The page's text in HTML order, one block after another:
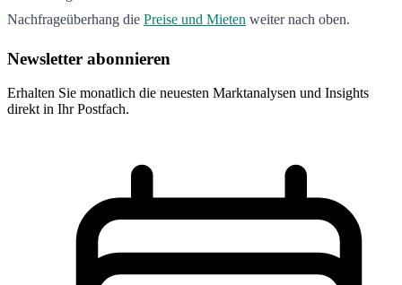
Nachfrageüberhang die Preise und Mieten weiter nach oben.
Newsletter abonnieren
Erhalten Sie monatlich die neuesten Marktanalysen und Insights
direkt in Ihr Postfach.